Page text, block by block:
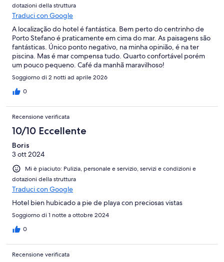
dotazioni della struttura
Traduci con Google
A localização do hotel é fantástica. Bem perto do centrinho de
Porto Stefano é praticamente em cima do mar. As paisagens são
fantásticas. Único ponto negativo, na minha opinião, é na ter
piscina. Mas é mar compensa tudo. Quarto confortável porém
um pouco pequeno. Café da manhã maravilhoso!
Soggiorno di 2 notti ad aprile 2026
0
Recensione verificata
10/10 Eccellente
Boris
3 ott 2024
Mi è piaciuto: Pulizia, personale e servizio, servizi e condizioni e
dotazioni della struttura
Traduci con Google
Hotel bien hubicado a pie de playa con preciosas vistas
Soggiorno di 1 notte a ottobre 2024
0
Recensione verificata